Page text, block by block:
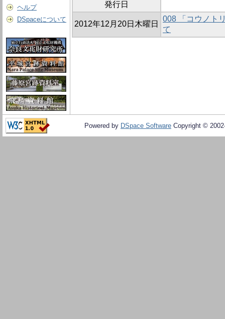
ヘルプ
DSpaceについて
発行日
2012年12月20日木曜日
008 「コウノト
て
Powered by DSpace Software Copyright ©